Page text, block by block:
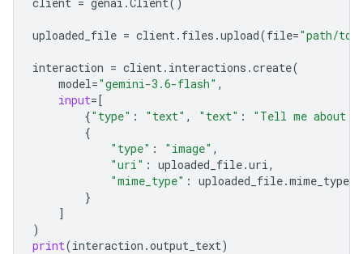
uploaded_file = client. files .upload(file="path/to/
interaction = client. interactions .create(
model="gemini-3.6-flash" ,
input=[
{"type" : "text" , "text" :
"Tell me about
{
"type" : "image" ,
"uri" : uploaded_file.uri,
"mime_type" : uploaded_file.mime_type
}
]
)
print(interaction .output_text)